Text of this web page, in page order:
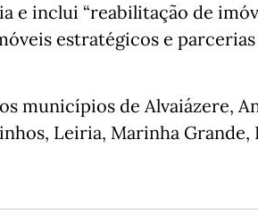
e inclui “reabilitação de
estratégicos e
municípios de Alvaiázere,
Leiria, Marinha Grande,